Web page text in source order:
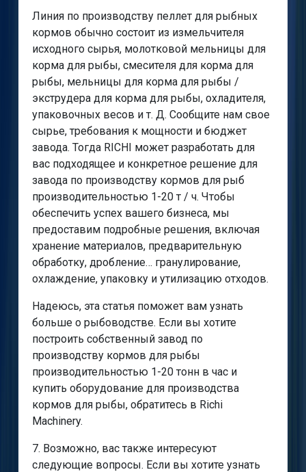
Линия по производству пеллет для рыбных
кормов обычно состоит из измельчителя
исходного сырья, молотковой мельницы для
корма для рыбы, смесителя для корма для
рыбы, мельницы для корма для рыбы /
экструдера для корма для рыбы, охладителя,
упаковочных весов и т. Д. Сообщите нам свое
сырье, требования к мощности и бюджет
завода. Тогда RICHI может разработать для
вас подходящее и конкретное решение для
завода по производству кормов для рыб
производительностью 1-20 т / ч. Чтобы
обеспечить успех вашего бизнеса, мы
предоставим подробные решения, включая
хранение материалов, предварительную
обработку, дробление… гранулирование,
охлаждение, упаковку и утилизацию отходов.
Надеюсь, эта статья поможет вам узнать
больше о рыбоводстве. Если вы хотите
построить собственный завод по
производству кормов для рыбы
производительностью 1-20 тонн в час и
купить оборудование для производства
кормов для рыбы, обратитесь в Richi
Machinery.
7. Возможно, вас также интересуют
следующие вопросы. Если вы хотите узнать